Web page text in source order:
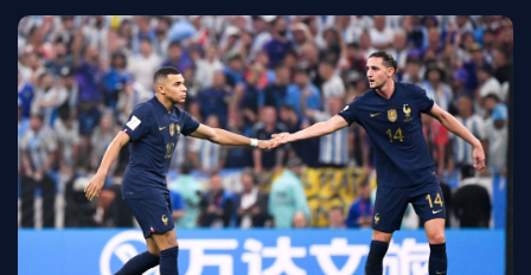
MERCATO
CDM 2026
EDF
PSG
LIGUE 1
REAL MADRID
FC BARCELONE
MANCHESTER UNITED